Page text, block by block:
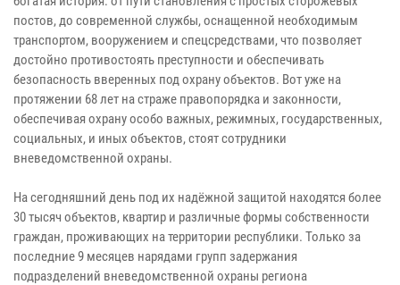
постов, до современной службы, оснащенной необходимым
транспортом, вооружением и спецсредствами, что позволяет
достойно противостоять преступности и обеспечивать
безопасность вверенных под охрану объектов. Вот уже на
протяжении 68 лет на страже правопорядка и законности,
обеспечивая охрану особо важных, режимных, государственных,
социальных, и иных объектов, стоят сотрудники
вневедомственной охраны.
На сегодняшний день под их надёжной защитой находятся более
30 тысяч объектов, квартир и различные формы собственности
граждан, проживающих на территории республики. Только за
последние 9 месяцев нарядами групп задержания
подразделений вневедомственной охраны региона